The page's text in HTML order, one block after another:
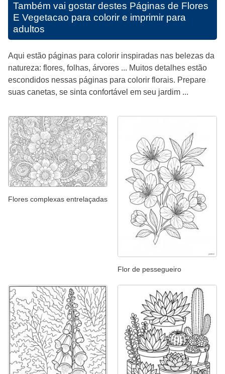
Também vai gostar destes Páginas de Flores
E Vegetacao para colorir e imprimir para
adultos
Aqui estão páginas para colorir inspiradas nas belezas da
natureza: flores, folhas, árvores ... Muitos detalhes estão
escondidos nessas páginas para colorir florais. Prepare
suas canetas, se sinta confortável em seu jardim ...
Flores complexas entrelaçadas
Flor de pessegueiro